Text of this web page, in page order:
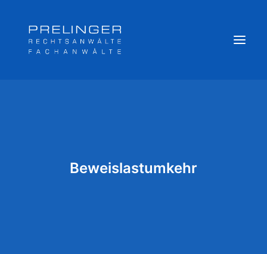
Veröffentlichungen & ArchivBeweislastumkehr